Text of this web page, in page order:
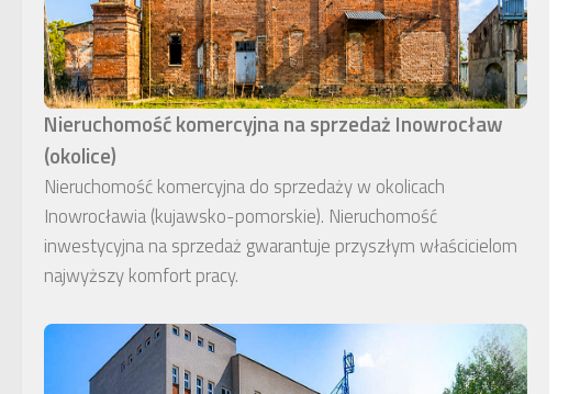
Nieruchomość komercyjna na sprzedaż Inowrocław
(okolice)
Nieruchomość komercyjna do sprzedaży w okolicach
Inowrocławia (kujawsko-pomorskie). Nieruchomość
inwestycyjna na sprzedaż gwarantuje przyszłym właścicielom
najwyższy komfort pracy.